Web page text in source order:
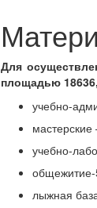
Для
площадью
учебно-
учебно-
лыжная